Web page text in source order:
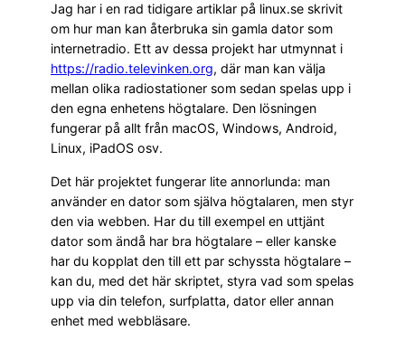
Jag har i en rad tidigare artiklar på linux.se skrivit
om hur man kan återbruka sin gamla dator som
internetradio. Ett av dessa projekt har utmynnat i
https://radio.televinken.org, där man kan välja
mellan olika radiostationer som sedan spelas upp i
den egna enhetens högtalare. Den lösningen
fungerar på allt från macOS, Windows, Android,
Linux, iPadOS osv.
Det här projektet fungerar lite annorlunda: man
använder en dator som själva högtalaren, men styr
den via webben. Har du till exempel en uttjänt
dator som ändå har bra högtalare – eller kanske
har du kopplat den till ett par schyssta högtalare –
kan du, med det här skriptet, styra vad som spelas
upp via din telefon, surfplatta, dator eller annan
enhet med webbläsare.